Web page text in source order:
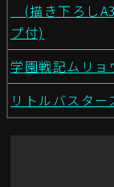
(描き下ろし
プ付)
学園戦記ムリ
リトルバスタ